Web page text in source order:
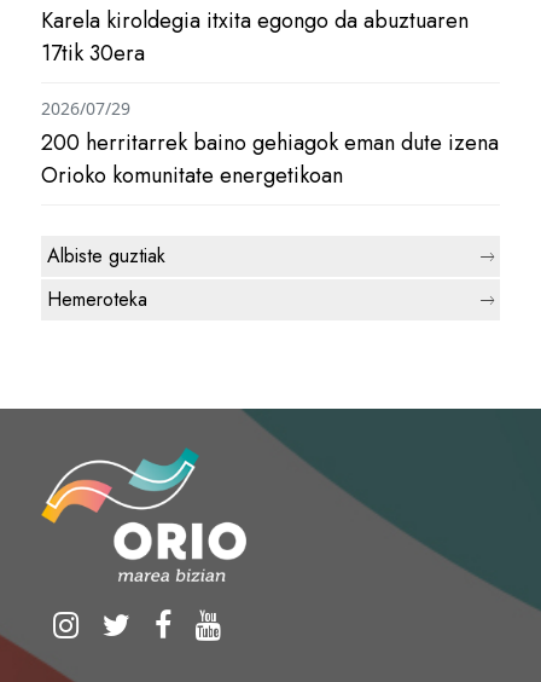
Karela kiroldegia itxita egongo da abuztuaren
17tik 30era
200 herritarrek baino gehiagok eman dute izena
Orioko komunitate energetikoan
2026/07/29
Albiste guztiak
Hemeroteka